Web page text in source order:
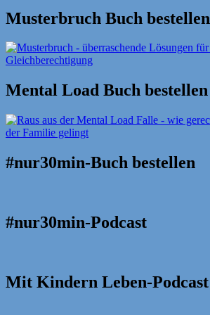
Musterbruch Buch bestellen
Mental Load Buch bestellen
#nur30min-Buch bestellen
#nur30min-Podcast
Mit Kindern Leben-Podcast